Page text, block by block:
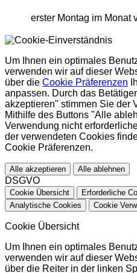
erster Montag im Monat
Um Ihnen ein optimales
verwenden wir auf dieser
über die Cookie Präferenzen
anpassen. Durch das
akzeptieren" stimmen Sie der
Mithilfe des Buttons "Alle
Verwendung nicht
der verwendeten Cookies
Cookie Präferenzen.
Alle akzeptieren Alle ablehnen
DSGVO
Cookie Übersicht Erforderliche
Analytische Cookies
Cookie
Cookie Übersicht
Um Ihnen ein optimales
verwenden wir auf dieser
über die Reiter in der linken